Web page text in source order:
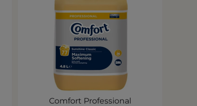
Comfort Professional